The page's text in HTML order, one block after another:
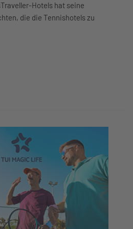
Hotels hat seine
die die Tennishotels zu